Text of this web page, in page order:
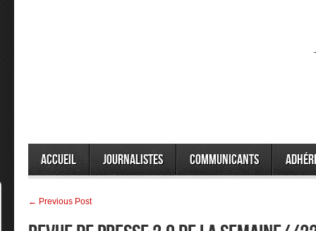
Accueil Journalistes Communicants
← Previous Post